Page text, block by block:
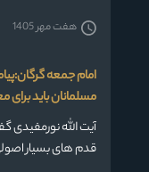
امام جمعه
مسلمانان باید
آیت الله نورمفیدی
قدم های بسیار
هفت مهر 1405